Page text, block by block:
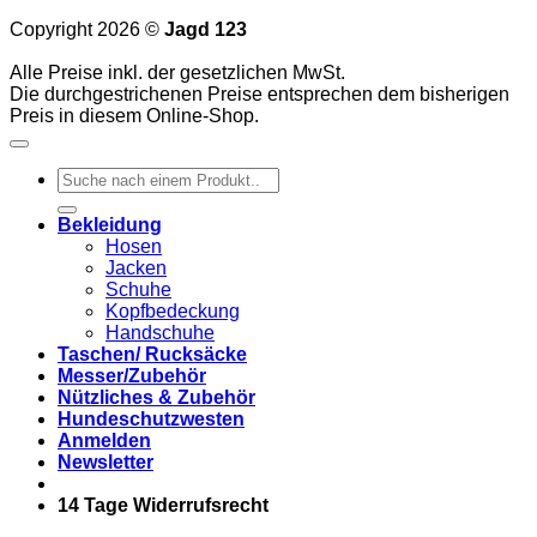
Copyright 2026 © Jagd 123
Alle Preise inkl. der gesetzlichen MwSt.
Die durchgestrichenen Preise entsprechen dem bisherigen
Preis in diesem Online-Shop.
Suchen
nach:
Bekleidung
Hosen
Jacken
Schuhe
Kopfbedeckung
Handschuhe
Taschen/ Rucksäcke
Messer/Zubehör
Nützliches & Zubehör
Hundeschutzwesten
Anmelden
Newsletter
14 Tage Widerrufsrecht